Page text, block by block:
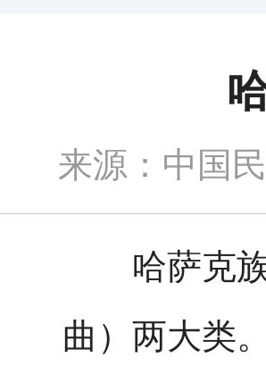
来源：中国
哈萨克族
曲）两大类